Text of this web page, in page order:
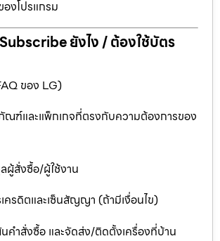
องโปรแกรม
ยังไง / ต้องใช้บัตร
ของ LG)
ณฑ์และแพ็กเกจที่ตรงกับความต้องการของ
ผู้สั่งซื้อ/ผู้ใช้งาน
ครดิตและเซ็นสัญญา (ถ้ามีเงื่อนไข)
คำสั่งซื้อ และจัดส่ง/ติดตั้งเครื่องที่บ้าน